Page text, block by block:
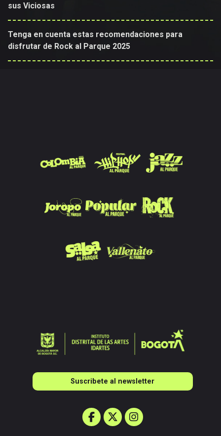
sus Viciosas
Tenga en cuenta estas recomendaciones para
disfrutar de Rock al Parque 2025
Suscribete al newsletter